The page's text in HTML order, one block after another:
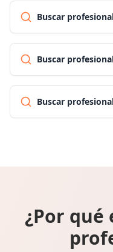
Buscar
Buscar
Buscar
¿Por